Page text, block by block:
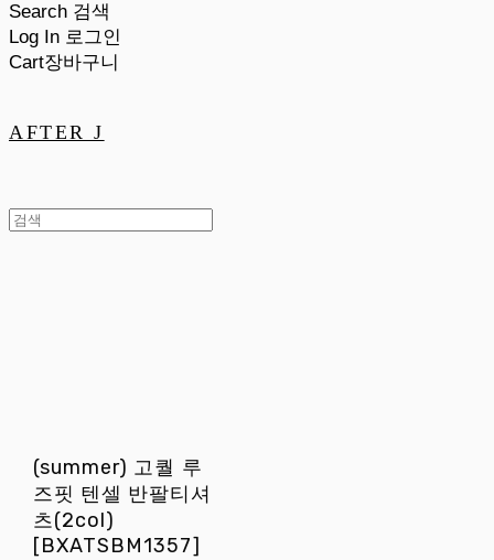
Search 검색
Log In 로그인
Cart장바구니
AFTER J
(summer) 고퀄 루
즈핏 텐셀 반팔티셔
츠(2col)
[BXATSBM1357]